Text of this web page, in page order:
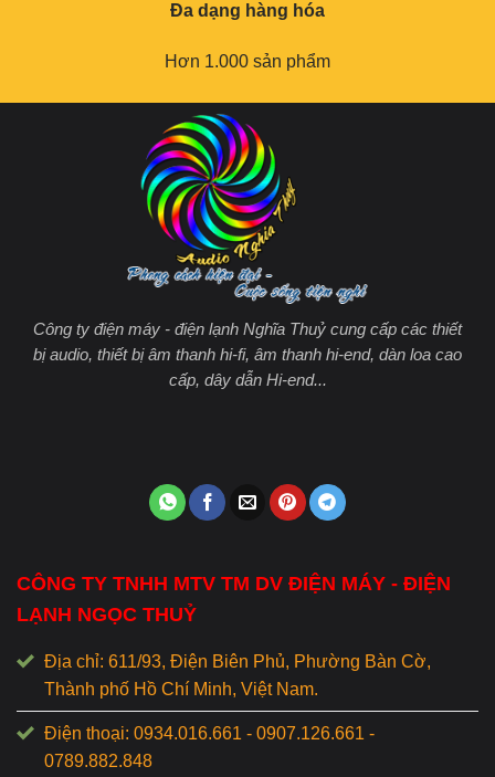
Đa dạng hàng hóa
Hơn 1.000 sản phẩm
Công ty điện máy - điện lạnh Nghĩa Thuỷ cung cấp các thiết
bị audio, thiết bị âm thanh hi-fi, âm thanh hi-end, dàn loa cao
cấp, dây dẫn Hi-end...
CÔNG TY TNHH MTV TM DV ĐIỆN MÁY - ĐIỆN
LẠNH NGỌC THUỶ
Địa chỉ: 611/93, Điện Biên Phủ, Phường Bàn Cờ,
Thành phố Hồ Chí Minh, Việt Nam.
Điện thoại: 0934.016.661 - 0907.126.661 -
0789.882.848